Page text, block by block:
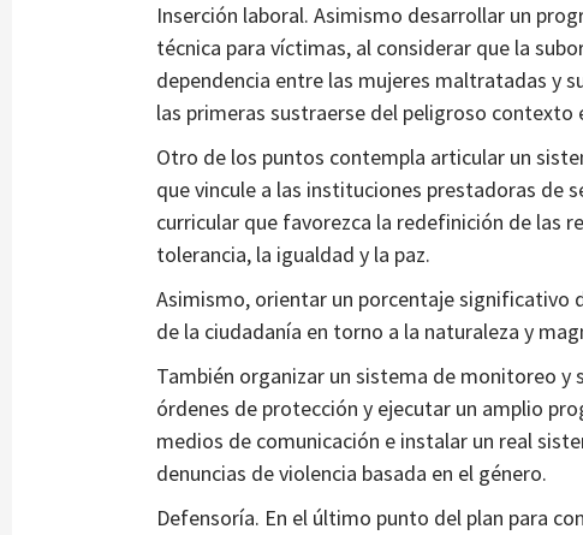
Inserción laboral. Asimismo desarrollar un
técnica para víctimas, al considerar que la
dependencia entre las mujeres maltratadas y
las primeras sustraerse del peligroso contexto
Otro de los puntos contempla articular un
que vincule a las instituciones prestadoras de
curricular que favorezca la redefinición de las
tolerancia, la igualdad y la paz.
Asimismo, orientar un porcentaje significativo
de la ciudadanía en torno a la naturaleza y
También organizar un sistema de monitoreo
órdenes de protección y ejecutar un amplio
medios de comunicación e instalar un real
denuncias de violencia basada en el género.
Defensoría. En el último punto del plan para